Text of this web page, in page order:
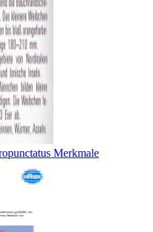
Merkmale